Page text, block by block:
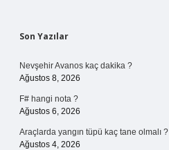
Sidebar
Son Yazılar
Nevşehir Avanos kaç dakika ?
Ağustos 8, 2026
F# hangi nota ?
Ağustos 6, 2026
Araçlarda yangın tüpü kaç tane olmalı ?
Ağustos 4, 2026